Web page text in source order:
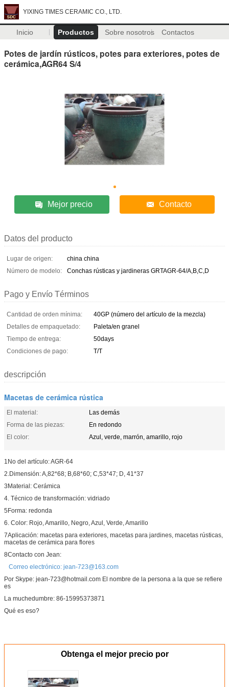
YIXING TIMES CERAMIC CO., LTD.
Inicio Productos Sobre nosotros Contactos
Potes de jardín rústicos, potes para exteriores, potes de
cerámica,AGR64 S/4
Mejor precio Contacto
Datos del producto
Lugar de origen:
china china
Número de modelo:
Conchas rústicas y jardineras GRTAGR-64/A,B,C,D
Pago y Envío Términos
Cantidad de orden mínima:
40GP (número del artículo de la mezcla)
Detalles de empaquetado:
Paleta/en granel
Tiempo de entrega:
50days
Condiciones de pago:
T/T
descripción
Macetas de cerámica rústica
El material:
Las demás
Forma de las piezas:
En redondo
El color:
Azul, verde, marrón, amarillo, rojo
1No del artículo: AGR-64
2.Dimensión: A,82*68; B,68*60; C,53*47; D, 41*37
3Material: Cerámica
4. Técnico de transformación: vidriado
5Forma: redonda
6. Color: Rojo, Amarillo, Negro, Azul, Verde, Amarillo
7Aplicación: macetas para exteriores, macetas para jardines, macetas rústicas,
macetas de cerámica para flores
8Contacto con Jean:
Correo electrónico: jean-723@163.com
Por Skype: jean-723@hotmail.com El nombre de la persona a la que se refiere
es
La muchedumbre: 86-15995373871
Qué es eso?
Obtenga el mejor precio por